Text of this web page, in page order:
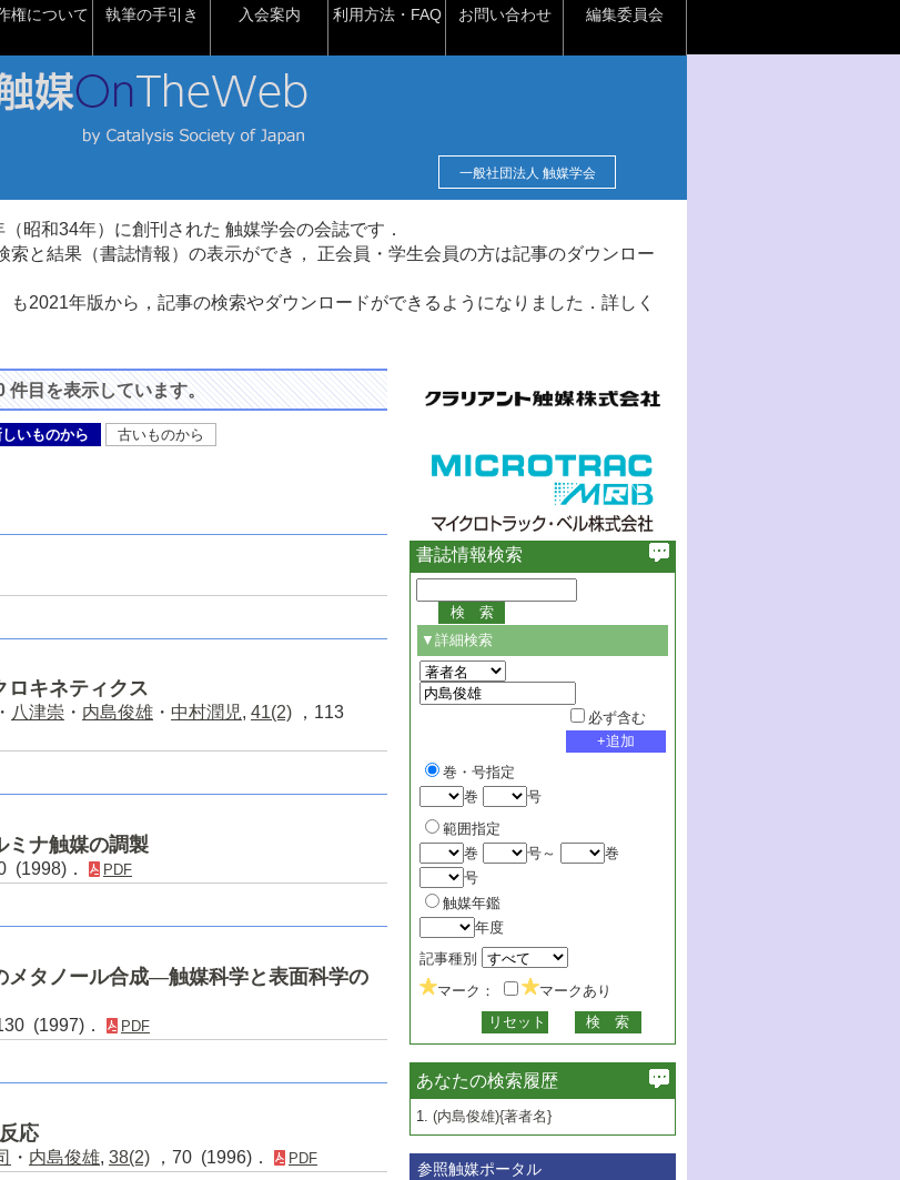
権について 執筆の手引き 入会案内 利用方法・FAQ お問い合わせ 編集委員会
一般社団法人 触媒学会
昭和34年）に創刊された 触媒学会の会誌です．
と結果（書誌情報）の表示ができ， 正会員・学生会員の方は記事のダウンロー
2021年版から，記事の検索やダウンロードができるようになりました．詳しく
件目を表示しています。
いものから 古いものから
ロキネティクス
・ 八津崇 ・ 内島俊雄 ・ 中村潤児, 41(2) ，113
ナ触媒の調製
(1998)． PDF
メタノール合成―触媒科学と表面科学の
(1997)． PDF
応
・ 内島俊雄, 38(2) ，70 (1996)． PDF
書誌情報検索
▼詳細検索
必ず含む
巻・号指定
巻
号
範囲指定
巻
号～
巻
号
触媒年鑑
年度
記事種別
マーク：
マークあり
あなたの検索履歴
1. (内島俊雄){著者名}
参照触媒ポータル